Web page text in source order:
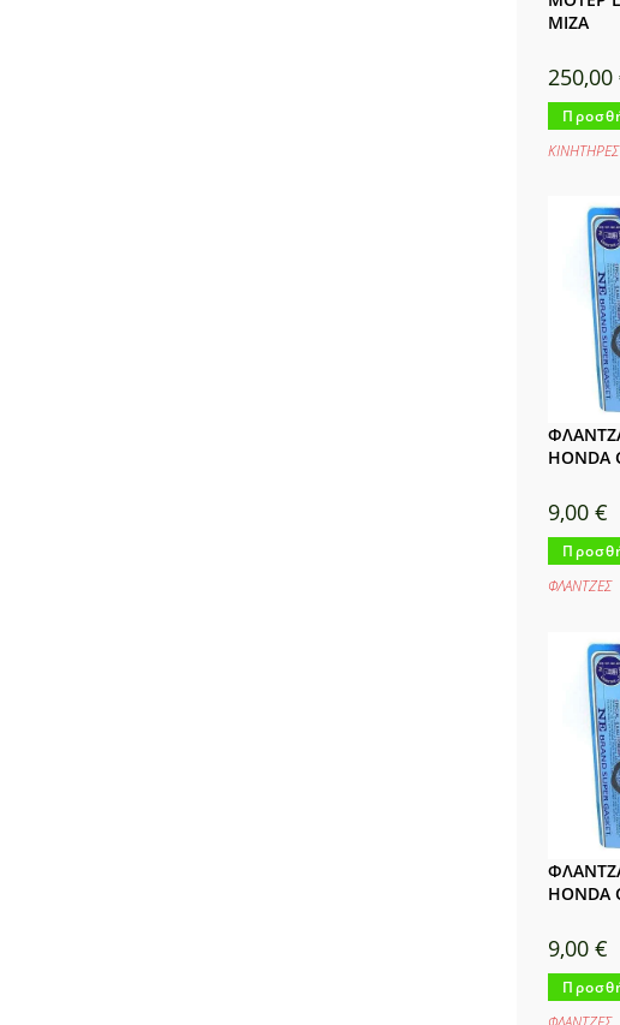
ΜΙΖΑ
250,00
HONDA
9,00€
ΦΛΑΝΤΖΕΣ
HONDA
9,00€